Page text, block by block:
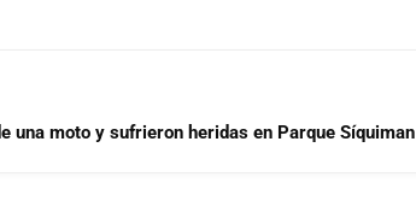
una moto y sufrieron heridas en Parque Síquiman